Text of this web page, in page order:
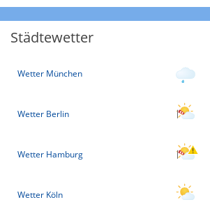
Städtewetter
Wetter München
Wetter Berlin
Wetter Hamburg
Wetter Köln